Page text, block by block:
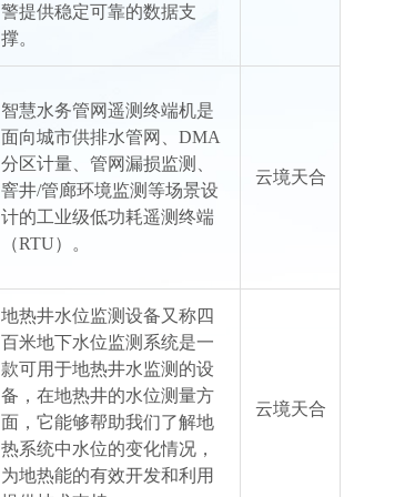
警提供稳定可靠的数据支
撑。
智慧水务管网遥测终端机是
面向城市供排水管网、DMA
分区计量、管网漏损监测、
窨井/管廊环境监测等场景设
计的工业级低功耗遥测终端
（RTU）。
云境天合
地热井水位监测设备又称四
百米地下水位监测系统是一
款可用于地热井水监测的设
备，在地热井的水位测量方
面，它能够帮助我们了解地
热系统中水位的变化情况，
为地热能的有效开发和利用
云境天合